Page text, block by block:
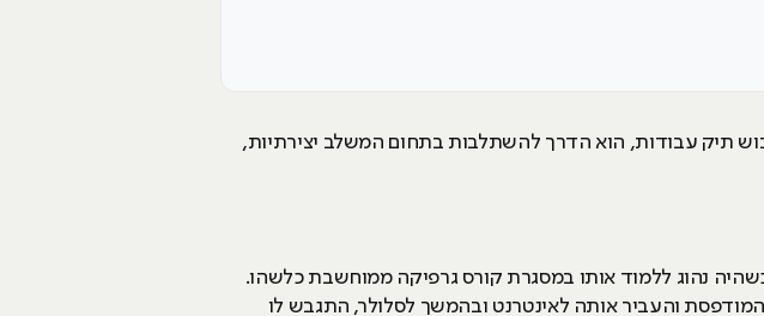
תיק עבודות, הוא הדרך להשתלבות בתחום המשלב יצירתיות,
נהוג ללמוד אותו במסגרת קורס גרפיקה ממוחשבת כלשהו.
והעביר אותה לאינטרנט ובהמשך לסלולר, התגבש לו